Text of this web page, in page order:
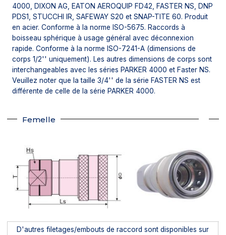
4000, DIXON AG, EATON AEROQUIP FD42, FASTER NS, DNP
PDS1, STUCCHI IR, SAFEWAY S20 et SNAP-TITE 60. Produit
en acier. Conforme à la norme ISO-5675. Raccords à
boisseau sphérique à usage général avec déconnexion
rapide. Conforme à la norme ISO-7241-A (dimensions de
corps 1/2'' uniquement). Les autres dimensions de corps sont
interchangeables avec les séries PARKER 4000 et Faster NS.
Veuillez noter que la taille 3/4'' de la série FASTER NS est
différente de celle de la série PARKER 4000.
Femelle
D'autres filetages/embouts de raccord sont disponibles sur